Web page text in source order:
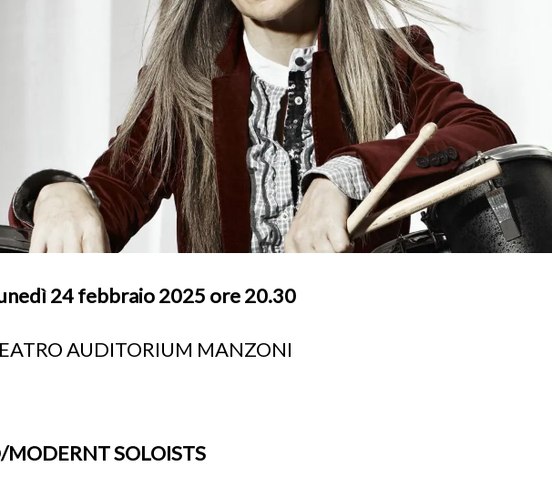
24 febbraio 2025 ore 20.30
AUDITORIUM MANZONI
MODERNT SOLOISTS